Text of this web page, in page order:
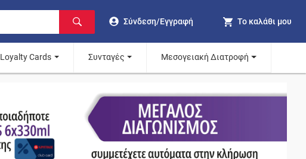
Σύνδεση/Εγγραφή Το καλάθι μου
Loyalty Cards Συνταγές Μεσογειακή Διατροφή